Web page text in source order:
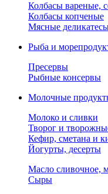
Колбасы вареные,
Колбасы копченые
Мясные
Рыба и
Пресервы
Рыбные консервы
Молочные
Молоко и сливки
Творог и
Кефир, сметана и
Йогурты, десерты
Масло сливочное,
Сыры